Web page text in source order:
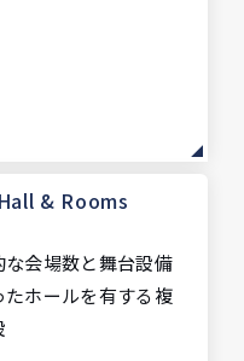
& Rooms
な会場数と舞台設備
たホールを有する複